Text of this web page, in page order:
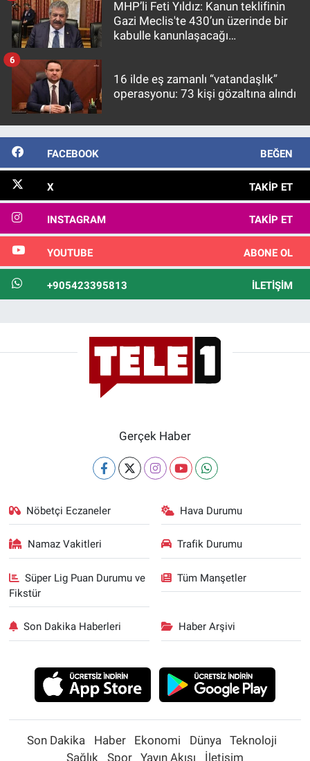
MHP’li Feti Yıldız: Kanun teklifinin
Gazi Meclis'te 430’un üzerinde bir
kabulle kanunlaşacağı
16 ilde eş zamanlı “vatandaşlık”
operasyonu: 73 kişi gözaltına alındı
6
FACEBOOK BEĞEN
X TAKIP ET
INSTAGRAM TAKIP ET
YOUTUBE ABONE OL
+905423395813 İLETIŞIM
Gerçek Haber
Nöbetçi Eczaneler Hava Durumu
Namaz Vakitleri Trafik Durumu
Süper Lig Puan Durumu ve
Fikstür
Tüm Manşetler
Son Dakika Haberleri Haber Arşivi
Son Dakika Haber Ekonomi Dünya
Teknoloji
Sağlık
Spor Yayın Akışı İletişim